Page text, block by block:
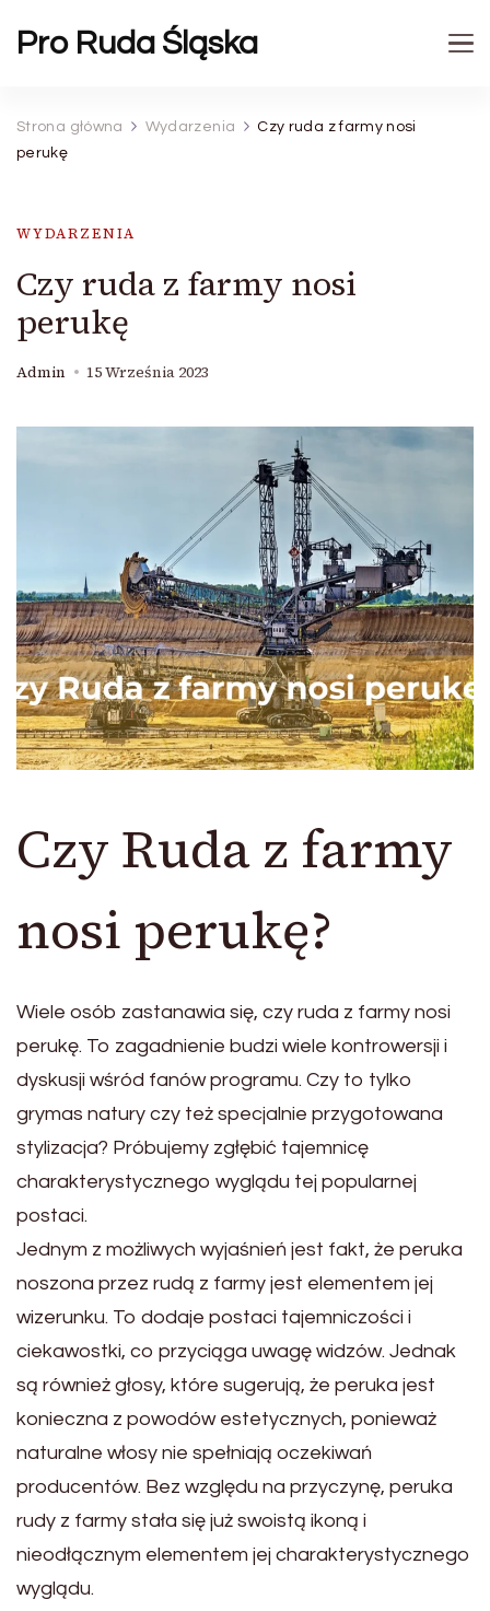
Pro Ruda Śląska
Strona główna Wydarzenia
Czy ruda z farmy nosi
perukę
WYDARZENIA
Czy ruda z farmy nosi
perukę
Admin 15 Września 2023
Czy Ruda z farmy
nosi perukę?
Wiele osób zastanawia się, czy ruda z farmy nosi
perukę. To zagadnienie budzi wiele kontrowersji i
dyskusji wśród fanów programu. Czy to tylko
grymas natury czy też specjalnie przygotowana
stylizacja? Próbujemy zgłębić tajemnicę
charakterystycznego wyglądu tej popularnej
postaci.
Jednym z możliwych wyjaśnień jest fakt, że peruka
noszona przez rudą z farmy jest elementem jej
wizerunku. To dodaje postaci tajemniczości i
ciekawostki, co przyciąga uwagę widzów. Jednak
są również głosy, które sugerują, że peruka jest
konieczna z powodów estetycznych, ponieważ
naturalne włosy nie spełniają oczekiwań
producentów. Bez względu na przyczynę, peruka
rudy z farmy stała się już swoistą ikoną i
nieodłącznym elementem jej charakterystycznego
wyglądu.